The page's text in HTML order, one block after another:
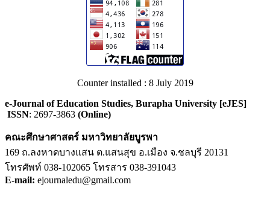
Counter installed : 8 July 2019
e-Journal of Education Studies, Burapha University [eJES]
ISSN: 2697-3863 (Online)
คณะศึกษาศาสตร์ มหาวิทยาลัยบูรพา
169 ถ.ลงหาดบางแสน ต.แสนสุข อ.เมือง จ.ชลบุรี 20131
โทรศัพท์ 038-102065 โทรสาร 038-391043
E-mail: ejournaledu@gmail.com